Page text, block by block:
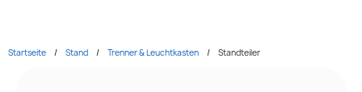
Startseite Stand Trenner & Leuchtkasten Standteiler